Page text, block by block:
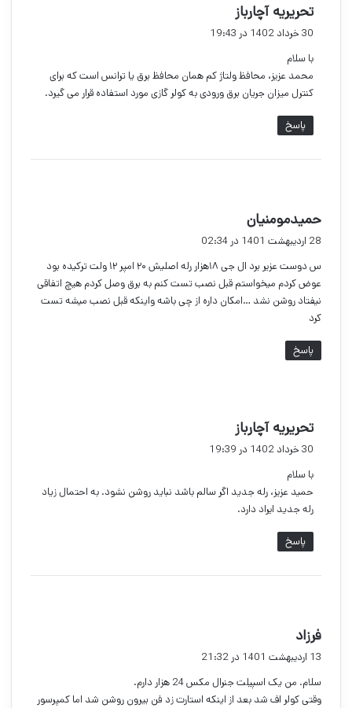
تحریریه آچارباز
ف
30 خرداد 1402 در 19:43
با سلام
محمد عزیز، محافظ ولتاژ کم همان محافظ برق یا ترانس است که برای
کنترل میزان جریان برق ورودی به کولر گازی مورد استفاده قرار می گیرد.
پاسخ
حمیدمومنیان
ف
:
28 اردیبهشت 1401 در 02:34
س دوست عزیر برد ال جی ۱۸هزار رله اصلیش ۲۰ امپر ۱۲ ولت ترکیده بود
عوض کردم میخواستم قبل نصب تست کنم به برق وصل کردم هیچ اتفاقی
نیفتاد روشن نشد …امکان داره از چی باشه واینکه قبل نصب میشه تست
کرد
پاسخ
تحریریه آچارباز
ف
30 خرداد 1402 در 19:39
با سلام
حمید عزیز، رله جدید اگر سالم باشد نباید روشن نشود. به احتمال زیاد
رله جدید ایراد دارد.
پاسخ
فرزاد
:
13 اردیبهشت 1401 در 21:32
سلام. من یک اسپیلت جنرال مکس 24 هزار دارم.
وقتی کولر اف شد بعد از اینکه استارت زد فن بیرون روشن شد اما کمپرسور